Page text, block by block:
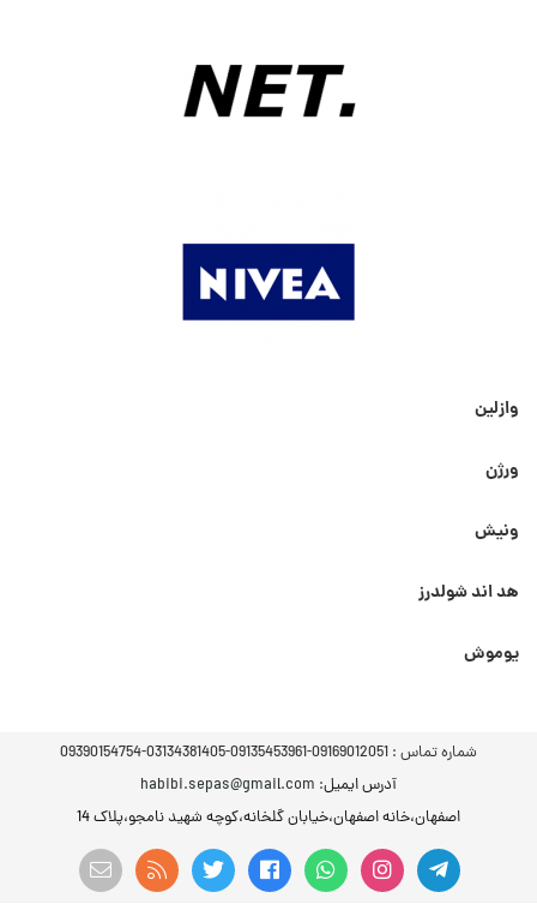
وازلین
ورژن
ونیش
هد اند شولدرز
یوموش
شماره تماس : 09169012051-09135453961-03134381405-09390154754
آدرس ایمیل: habibi.sepas@gmail.com
اصفهان،خانه اصفهان،خیابان گلخانه،کوچه شهید نامجو،پلاک 14